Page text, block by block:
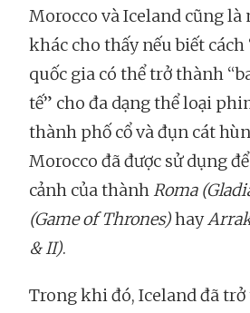
Morocco và Iceland cũng là
khác cho thấy nếu biết cách
quốc gia có thể trở thành
tế” cho đa dạng thể loại
thành phố cổ và đụn cát
Morocco đã được sử dụng
cảnh của thànhRoma
(Game of Thrones)hay
& II).
Trong khi đó, Iceland đã